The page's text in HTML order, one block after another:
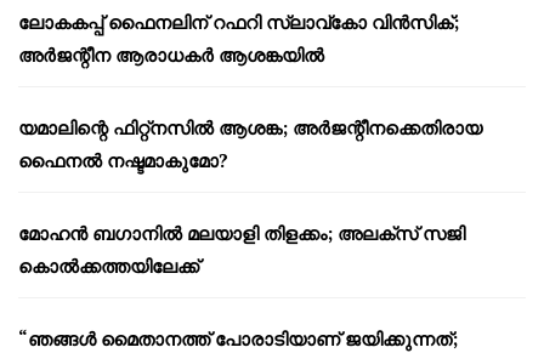
ലോകകപ്പ് ഫൈനലിന് റഫറി സ്ലാവ്‌കോ വിൻസിക്;
അർജന്റീന ആരാധകർ ആശങ്കയിൽ
യമാലിന്റെ ഫിറ്റ്നസിൽ ആശങ്ക; അർജന്റീനക്കെതിരായ
ഫൈനൽ നഷ്ടമാകുമോ?
മോഹൻ ബഗാനിൽ മലയാളി തിളക്കം; അലക്സ് സജി
കൊൽക്കത്തയിലേക്ക്
“ഞങ്ങൾ മൈതാനത്ത് പോരാടിയാണ് ജയിക്കുന്നത്;